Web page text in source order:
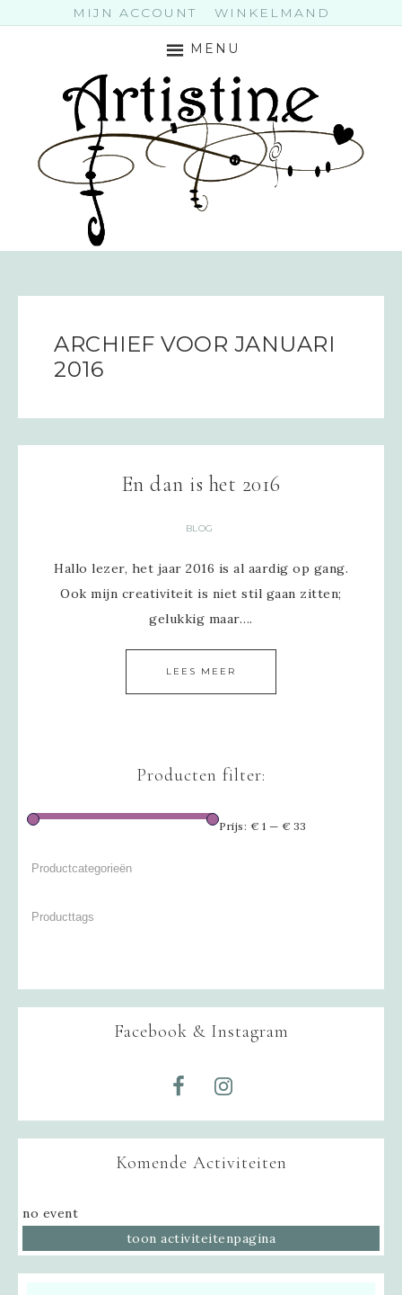
MIJN ACCOUNT WINKELMAND
MENU
ARCHIEF VOOR JANUARI
2016
En dan is het 2016
BLOG
Hallo lezer, het jaar 2016 is al aardig op gang.
Ook mijn creativiteit is niet stil gaan zitten;
gelukkig maar….
LEES MEER
Producten filter:
Prijs: € 1 — € 33
Facebook & Instagram
Komende Activiteiten
no event
toon activiteitenpagina